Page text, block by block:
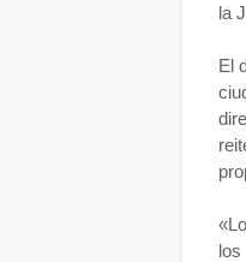
la
El